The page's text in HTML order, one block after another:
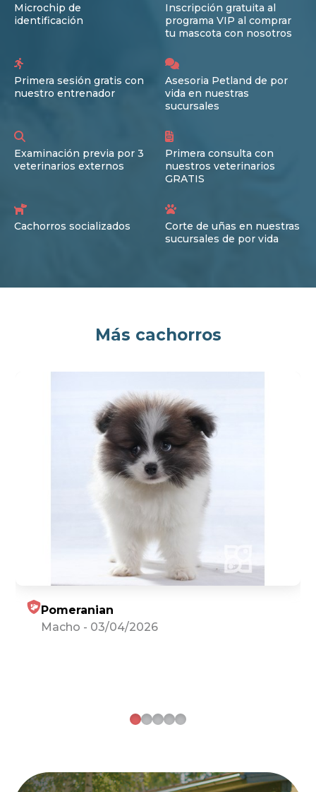
Microchip de
identificación
Inscripción gratuita al
programa VIP al comprar
tu mascota con nosotros
Primera sesión gratis con
nuestro entrenador
Asesoria Petland de por
vida en nuestras
sucursales
Examinación previa por 3
veterinarios externos
Primera consulta con
nuestros veterinarios
GRATIS
Cachorros socializados
Corte de uñas en nuestras
sucursales de por vida
Más cachorros
Pomeranian
Macho - 03/04/2026